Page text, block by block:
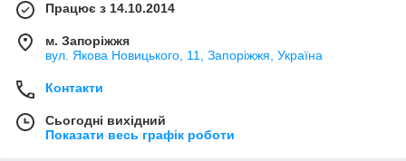
Працює з 14.10.2014
м. Запоріжжя
вул. Якова Новицького, 11, Запоріжжя, Україна
Контакти
Сьогодні вихідний
Показати весь графік роботи